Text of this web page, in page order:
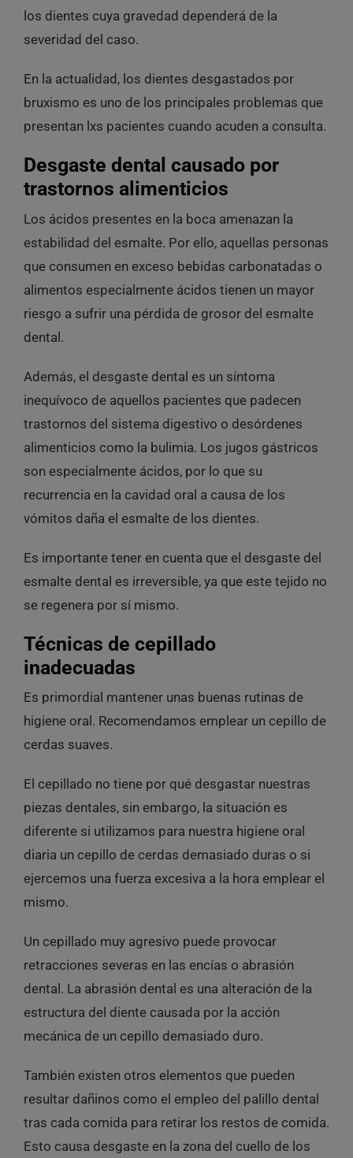
los dientes cuya gravedad dependerá de la
severidad del caso.
En la actualidad, los dientes desgastados por
bruxismo es uno de los principales problemas que
presentan lxs pacientes cuando acuden a consulta.
Desgaste dental causado por
trastornos alimenticios
Los ácidos presentes en la boca amenazan la
estabilidad del esmalte. Por ello, aquellas personas
que consumen en exceso bebidas carbonatadas o
alimentos especialmente ácidos tienen un mayor
riesgo a sufrir una pérdida de grosor del esmalte
dental.
Además, el desgaste dental es un síntoma
inequívoco de aquellos pacientes que padecen
trastornos del sistema digestivo o desórdenes
alimenticios como la bulimia. Los jugos gástricos
son especialmente ácidos, por lo que su
recurrencia en la cavidad oral a causa de los
vómitos daña el esmalte de los dientes.
Es importante tener en cuenta que el desgaste del
esmalte dental es irreversible, ya que este tejido no
se regenera por sí mismo.
Técnicas de cepillado
inadecuadas
Es primordial mantener unas buenas rutinas de
higiene oral. Recomendamos emplear un cepillo de
cerdas suaves.
El cepillado no tiene por qué desgastar nuestras
piezas dentales, sin embargo, la situación es
diferente si utilizamos para nuestra higiene oral
diaria un cepillo de cerdas demasiado duras o si
ejercemos una fuerza excesiva a la hora emplear el
mismo.
Un cepillado muy agresivo puede provocar
retracciones severas en las encías o abrasión
dental . La abrasión dental es una alteración de la
estructura del diente causada por la acción
mecánica de un cepillo demasiado duro.
También existen otros elementos que pueden
resultar dañinos como el empleo del palillo dental
tras cada comida para retirar los restos de comida.
Esto causa desgaste en la zona del cuello de los